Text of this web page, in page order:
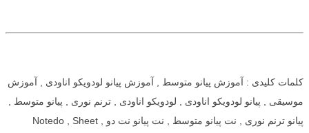
کلمات کلیدی : آموزش پیانو متوسط , آموزش پیانو لودویکو اناودی , آموزش
موسیقی , پیانو لودویکو اناودی , لودویکو اناودی , ترنم نوری , پیانو متوسط ,
پیانو ترنم نوری , نت پیانو متوسط , نت پیانو نت دو , Notedo , Sheet